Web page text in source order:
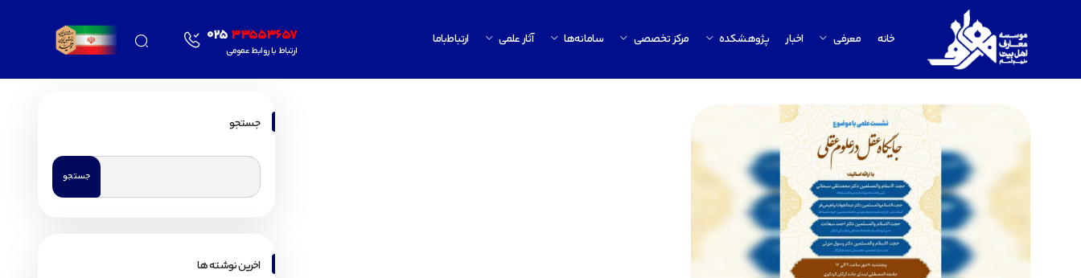
خانه معرفی اخبار پژوهشکده مرکز تخصصی سامانه‌ها آثار علمی ارتباط‌باما 02533553657
ارتباط با روابط عمومی
جستجو
اخرین نوشته ها